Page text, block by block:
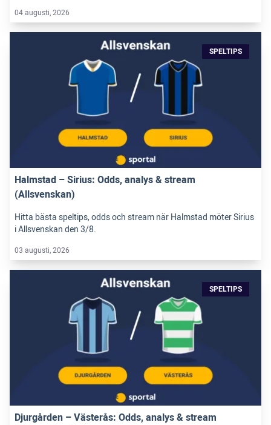
04 augusti, 2026
SPELTIPS
Halmstad – Sirius: Odds, analys & stream
(Allsvenskan)
Hitta bästa speltips, odds och stream när Halmstad möter Sirius
i Allsvenskan den 3/8.
03 augusti, 2026
SPELTIPS
Djurgården – Västerås: Odds, analys & stream